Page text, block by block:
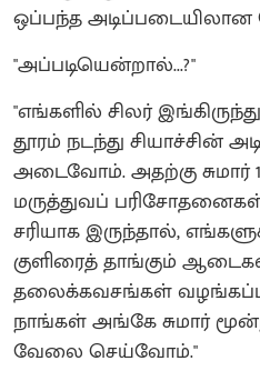
ஒப்பந்த
"அப்படியென்றால்...?"
"எங்களில் சிலர்
தூரம் நடந்து சியாச்சின்
அடைவோம். அதற்கு சுமார்
மருத்துவப்
சரியாக இருந்தால்,
குளிரைத் தாங்கும்
தலைக்கவசங்கள்
நாங்கள் அங்கே சுமார்
வேலை செய்வோம்."